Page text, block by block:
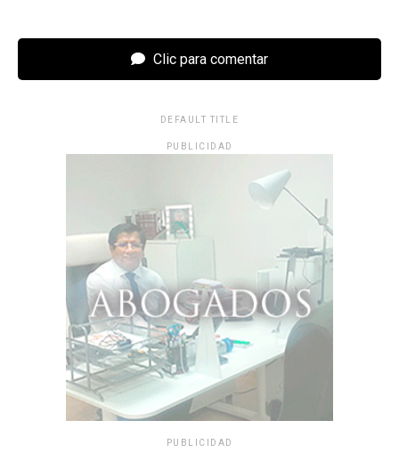
Clic para comentar
DEFAULT TITLE
PUBLICIDAD
PUBLICIDAD